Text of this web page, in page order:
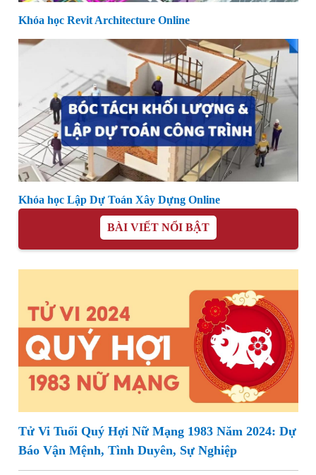
Khóa học Revit Architecture Online
Khóa học Lập Dự Toán Xây Dựng Online
BÀI VIẾT NỔI BẬT
Tử Vi Tuổi Quý Hợi Nữ Mạng 1983 Năm 2024: Dự
Báo Vận Mệnh, Tình Duyên, Sự Nghiệp